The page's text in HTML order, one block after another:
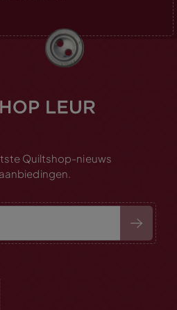
Quiltshop-nieuws